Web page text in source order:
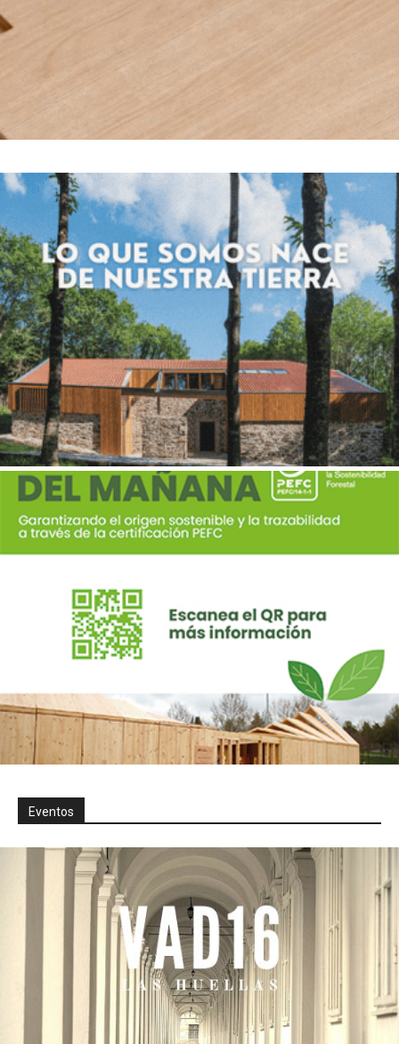
Eventos